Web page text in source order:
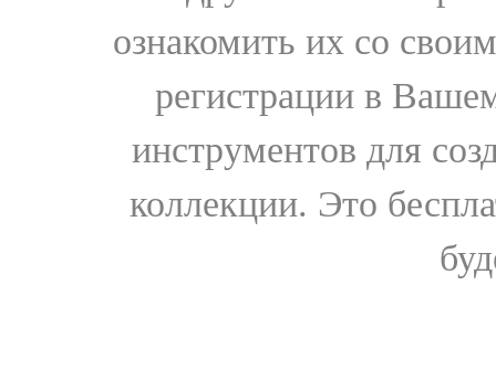
ознакомить их со
регистрации в
инструментов для
коллекции. Это